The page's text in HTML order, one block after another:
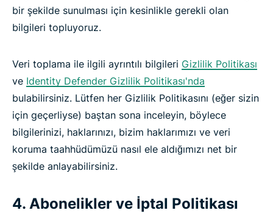
bir şekilde sunulması için kesinlikle gerekli olan
bilgileri topluyoruz.
Veri toplama ile ilgili ayrıntılı bilgileri Gizlilik Politikası
ve Identity Defender Gizlilik Politikası'nda
bulabilirsiniz. Lütfen her Gizlilik Politikasını (eğer sizin
için geçerliyse) baştan sona inceleyin, böylece
bilgilerinizi, haklarınızı, bizim haklarımızı ve veri
koruma taahhüdümüzü nasıl ele aldığımızı net bir
şekilde anlayabilirsiniz.
4. Abonelikler ve İptal Politikası